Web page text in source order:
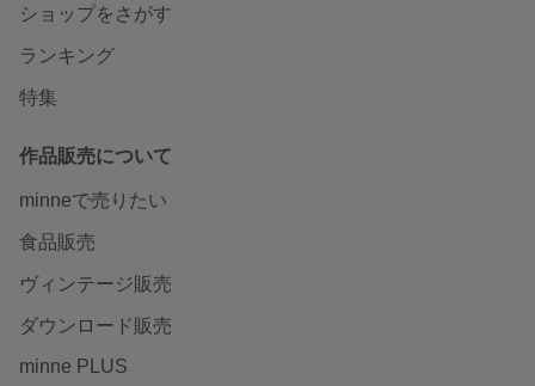
ショップをさがす
ランキング
特集
作品販売について
minneで売りたい
食品販売
ヴィンテージ販売
ダウンロード販売
minne PLUS